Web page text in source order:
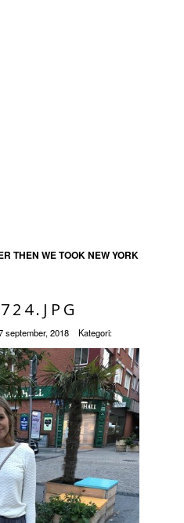
THEN WE TOOK NEW YORK
september, 2018 Kategori: